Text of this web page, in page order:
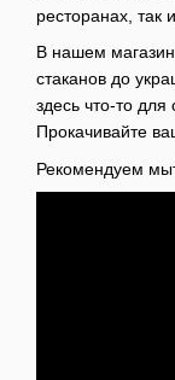
ресторанах, так
В нашем
стаканов до
здесь что-то
Прокачивайте
Рекомендуем